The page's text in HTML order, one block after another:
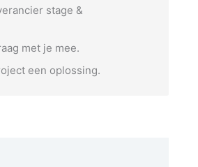
stage &
met je mee.
een oplossing.